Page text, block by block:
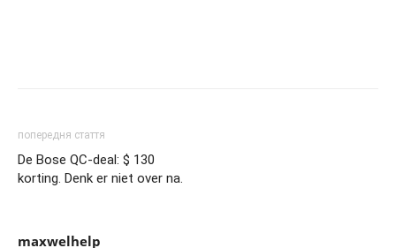
попередня стаття
De Bose QC-deal: $ 130
korting. Denk er niet over na.
maxwelhelp